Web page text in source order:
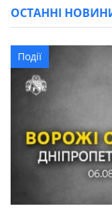
ОСТАННІ
Події